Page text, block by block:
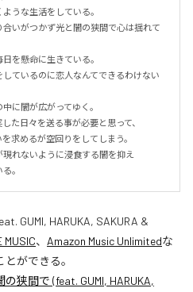
うな生活をしている。
いがつかず光と闇の狭間で心は揺れて
を懸命に生きている。
ているのに恋人なんてできるわけない
に闇が広がってゆく。
た日々を送る事が必要と思って、
求めるが空回りをしてしまう。
れないように浸食する闇を抑え
。
GUMI, HARUKA, SAKURA &
MUSIC、 Amazon Music Unlimitedな
ができる。
狭間で (feat. GUMI, HARUKA,